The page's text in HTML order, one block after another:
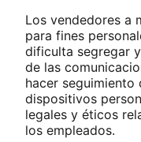
Los vendedores a
para fines
dificulta segregar
de las
hacer
dispositivos
legales y éticos
los empleados.